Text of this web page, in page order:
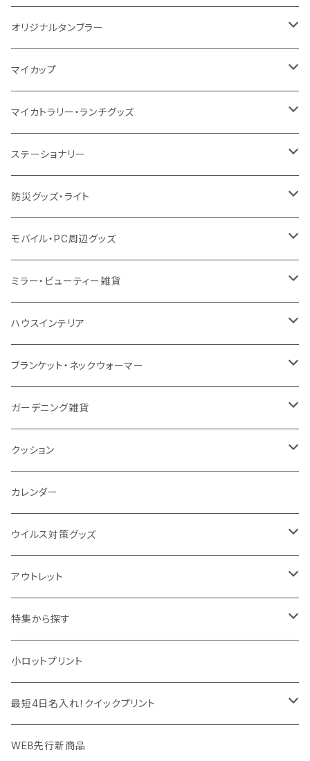
シーチング
8oz
10oz
デニム・デニムライク
ポリエステル
再生不織布
不織布
保冷
スウェット
12oz
ポリエステル
不織布
保冷
5oz
キャンパス
ポリエステル
不織布
スウェット
ランチグッズ
ハンカチ
傘
再生ファブリック
キャンパス
デニム・デニムライク
ポリエステル
不織布
保冷
EVA
防水
ナイロン
オーガニックコットン
再生ファブリック
フェアトレードコットン
デニム・デニムライク
ポリエステル
リネン
ステンレスサーモ
ステンレス
アルミ
クリアボトル
カスタムデザインボトル
オリジナルタンブラー
サーモタンブラー
ステンレス2層タンブラー
プラスチック2層タンブラー
アルミタンブラー
バンブータンブラー
コーヒー配合タンブラー
カスタムデザインタンブラー
マイカップ
サーモ
ステンレス
バンブー
コーヒー配合
プラスチック
陶器
磁器マグ・湯呑
カスタムデザイン
マイカトラリー・ランチグッズ
カトラリー
フードポット
コースター
ドリンク用品
保存容器
キッチンツール
ステーショナリー
単色ボールペン
多機能ペン
ペンケース
メモ
ノート
付箋
トレイ
パットカバー、ブックカバー
IDケース、パスケース、コインケース
デスク周辺
防災グッズ・ライト
防災セット
ラジオ・スピーカー
ハンディライト
デスクライト
付属ライト
ランタン
非常食
モバイル・PC周辺グッズ
チャージャー
充電器
モバイルスタンド
モバイルリング
アクセサリー・スマホケース
タッチペン
USBケーブル・ハブ
イヤホン・ヘッドフォン
マウスパッド
モバイル周辺グッズ
PC周辺グッズ
ミラー・ビューティー雑貨
折りたたみ式ミラー
スライド式ミラー
ケース付きミラー
手持ちミラー
ビューティー雑貨
ハウスインテリア
ピクチャーボード、ポスター
フォトフレーム、スタンド
キーホルダー
時計
ブランケット・ネックウォーマー
ブランケット
ネックウォーマー
マフラー・ストール
ガーデニング雑貨
F.O.B COOP
クッション
折りたたみクッション
カレンダー
ウイルス対策グッズ
除菌グッズ
パーテーション
マスク・フェイスシールド
測定・測量用品
加湿器・オゾン発生器
アウトレット
アウトレット
ドリンクフェア
ボトル・タンブラー
ポーチ・巾着
特集から探す
エンタメグッズ・イベント会場物販品
ご当地グッズ・オリジナルお土産品
フルカラー印刷ノベルティ
小ロットプリント
最短4日名入れ！クイックプリント
クイック印刷対応トートバッグ・エコバッグ
WEB先行新商品